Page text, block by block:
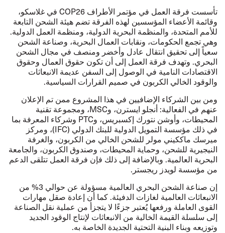
تأسست فرقة العمل في مؤتمر الأطراف COP26 في غلاسكو،
وقائمة الأعضاء المؤسسين لهذه الفرقة تضم هيئة الشحن التابعة
للأمم المتحدة، والمنظمة البحرية الدولية، ومنظمة العمل الدولية.
وهي تجمع الحكومات، ونقابات العمال البحرية، وصناعة الشحن
سعياً إلى تحقيق انتقال عادل وأخضر ومنصف في مجال الشحن
البحري. وتهدف فرقة العمل إلى أن تكون حقوق العمال وحقوق
الاقتصادات النامية في الوصول إلى السفن عديمة الانبعاثات
والوقود الخالي الكربون في صميم القرارات السياسية.
ومن بين الشركاء الإضافيين في هذا المشروع ممن تم الإعلان
عنهم في الفعالية: أنجلو ايسترن، وMSC، ومجموعة تقنية
المحيطات، وأوشن نتورك إكسبريس، وPTC وشركاء المعرفة بما
في ذلك مؤسسة التمويل الدولية للبنك الدولي (IFC‏)، ومركز
ميرسك ماككيني مولر للشحن الخالي من الكربون، والغرفة
النيجيرية للشحن، وحماية المحيطات، وصندوق الكربون، والجامعة
البحرية العالمية. وبالإضافة إلى ذلك فإن فرقة العمل تتلقى الدعم
من مؤسسة لويدز ريجستر.
إن صناعة الشحن البحري العالمية مسؤولة عن حوالي 3% من
الانبعاثات العالمية لغازات الدفيئة. كما أن إعادة صقل مهارات
القوى العاملة ورفعها يُعتبر جزءًا لا يتجزأ من عملية نقل الصناعة
إلى سلسلة القيمة الخالية من الانبعاثات لإنتاج الوقود الجديد
وتوزيعه وبناء البنية التحتية الجديدة الخاصة به.